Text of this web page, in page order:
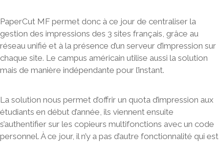
PaperCut MF permet donc à ce jour de centraliser la
gestion des impressions des 3 sites français, grâce au
réseau unifié et à la présence d’un serveur d’impression sur
chaque site. Le campus américain utilise aussi la solution
mais de manière indépendante pour l’instant.
La solution nous permet d’offrir un quota d’impression aux
étudiants en début d’année, ils viennent ensuite
s’authentifier sur les copieurs multifonctions avec un code
personnel. À ce jour, il n’y a pas d’autre fonctionnalité qui est